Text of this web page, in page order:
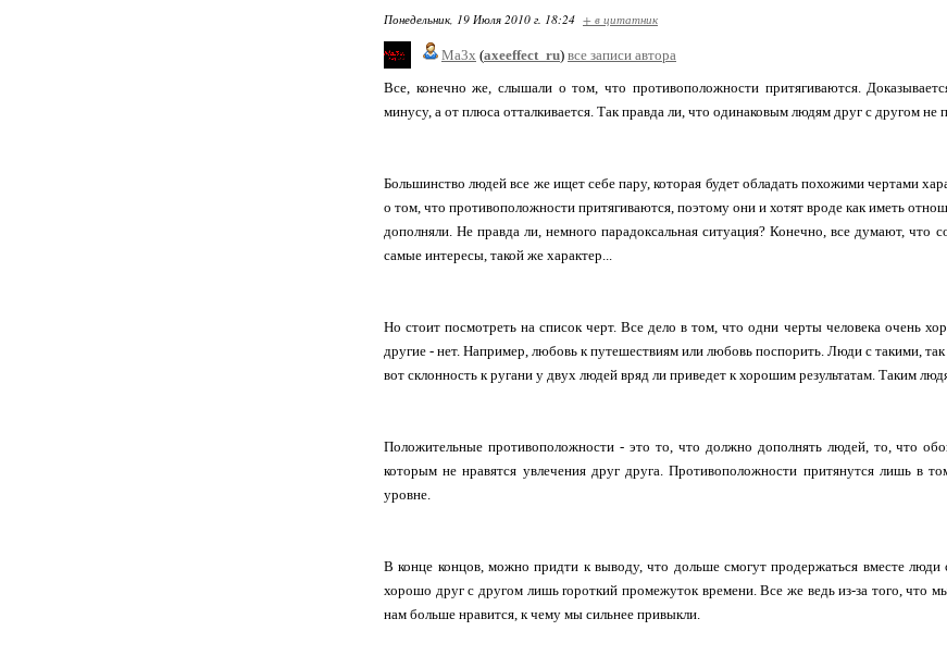
Понедельник, 19 Июля 2010 г. 18:24 + в цитатник
Ma3x (axeeffect_ru) все записи автора
Все, конечно же, слышали о том, что противоположности притягиваются.
минусу, а от плюса отталкивается. Так правда ли, что одинаковым людям друг с другом
Большинство людей все же ищет себе пару, которая будет обладать похожими чертами
о том, что противоположности притягиваются, поэтому они и хотят вроде как иметь
дополняли. Не правда ли, немного парадоксальная ситуация? Конечно, все думают, что
самые интересы, такой же характер...
Но стоит посмотреть на список черт. Все дело в том, что одни черты человека очень
другие - нет. Например, любовь к путешествиям или любовь поспорить. Люди с такими,
вот склонность к ругани у двух людей вряд ли приведет к хорошим результатам. Таким
Положительные противоположности - это то, что должно дополнять людей, то, что
которым не нравятся увлечения друг друга. Противоположности притянутся лишь в
уровне.
В конце концов, можно придти к выводу, что дольше смогут продержаться вместе
хорошо друг с другом лишь rороткий промежуток времени. Все же ведь из-за того, что
нам больше нравится, к чему мы сильнее привыкли.